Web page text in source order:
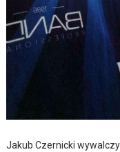
Jakub Czernicki